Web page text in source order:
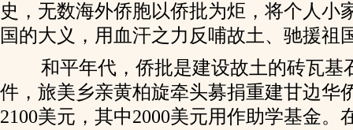
史，无数海外侨胞以侨批为炬，将个人小
国的大义，用血汗之力反哺故土、驰援祖
和平年代，侨批是建设故土的砖瓦基
件，旅美乡亲黄柏旋牵头募捐重建甘边华
2100美元，其中2000美元用作助学基金。